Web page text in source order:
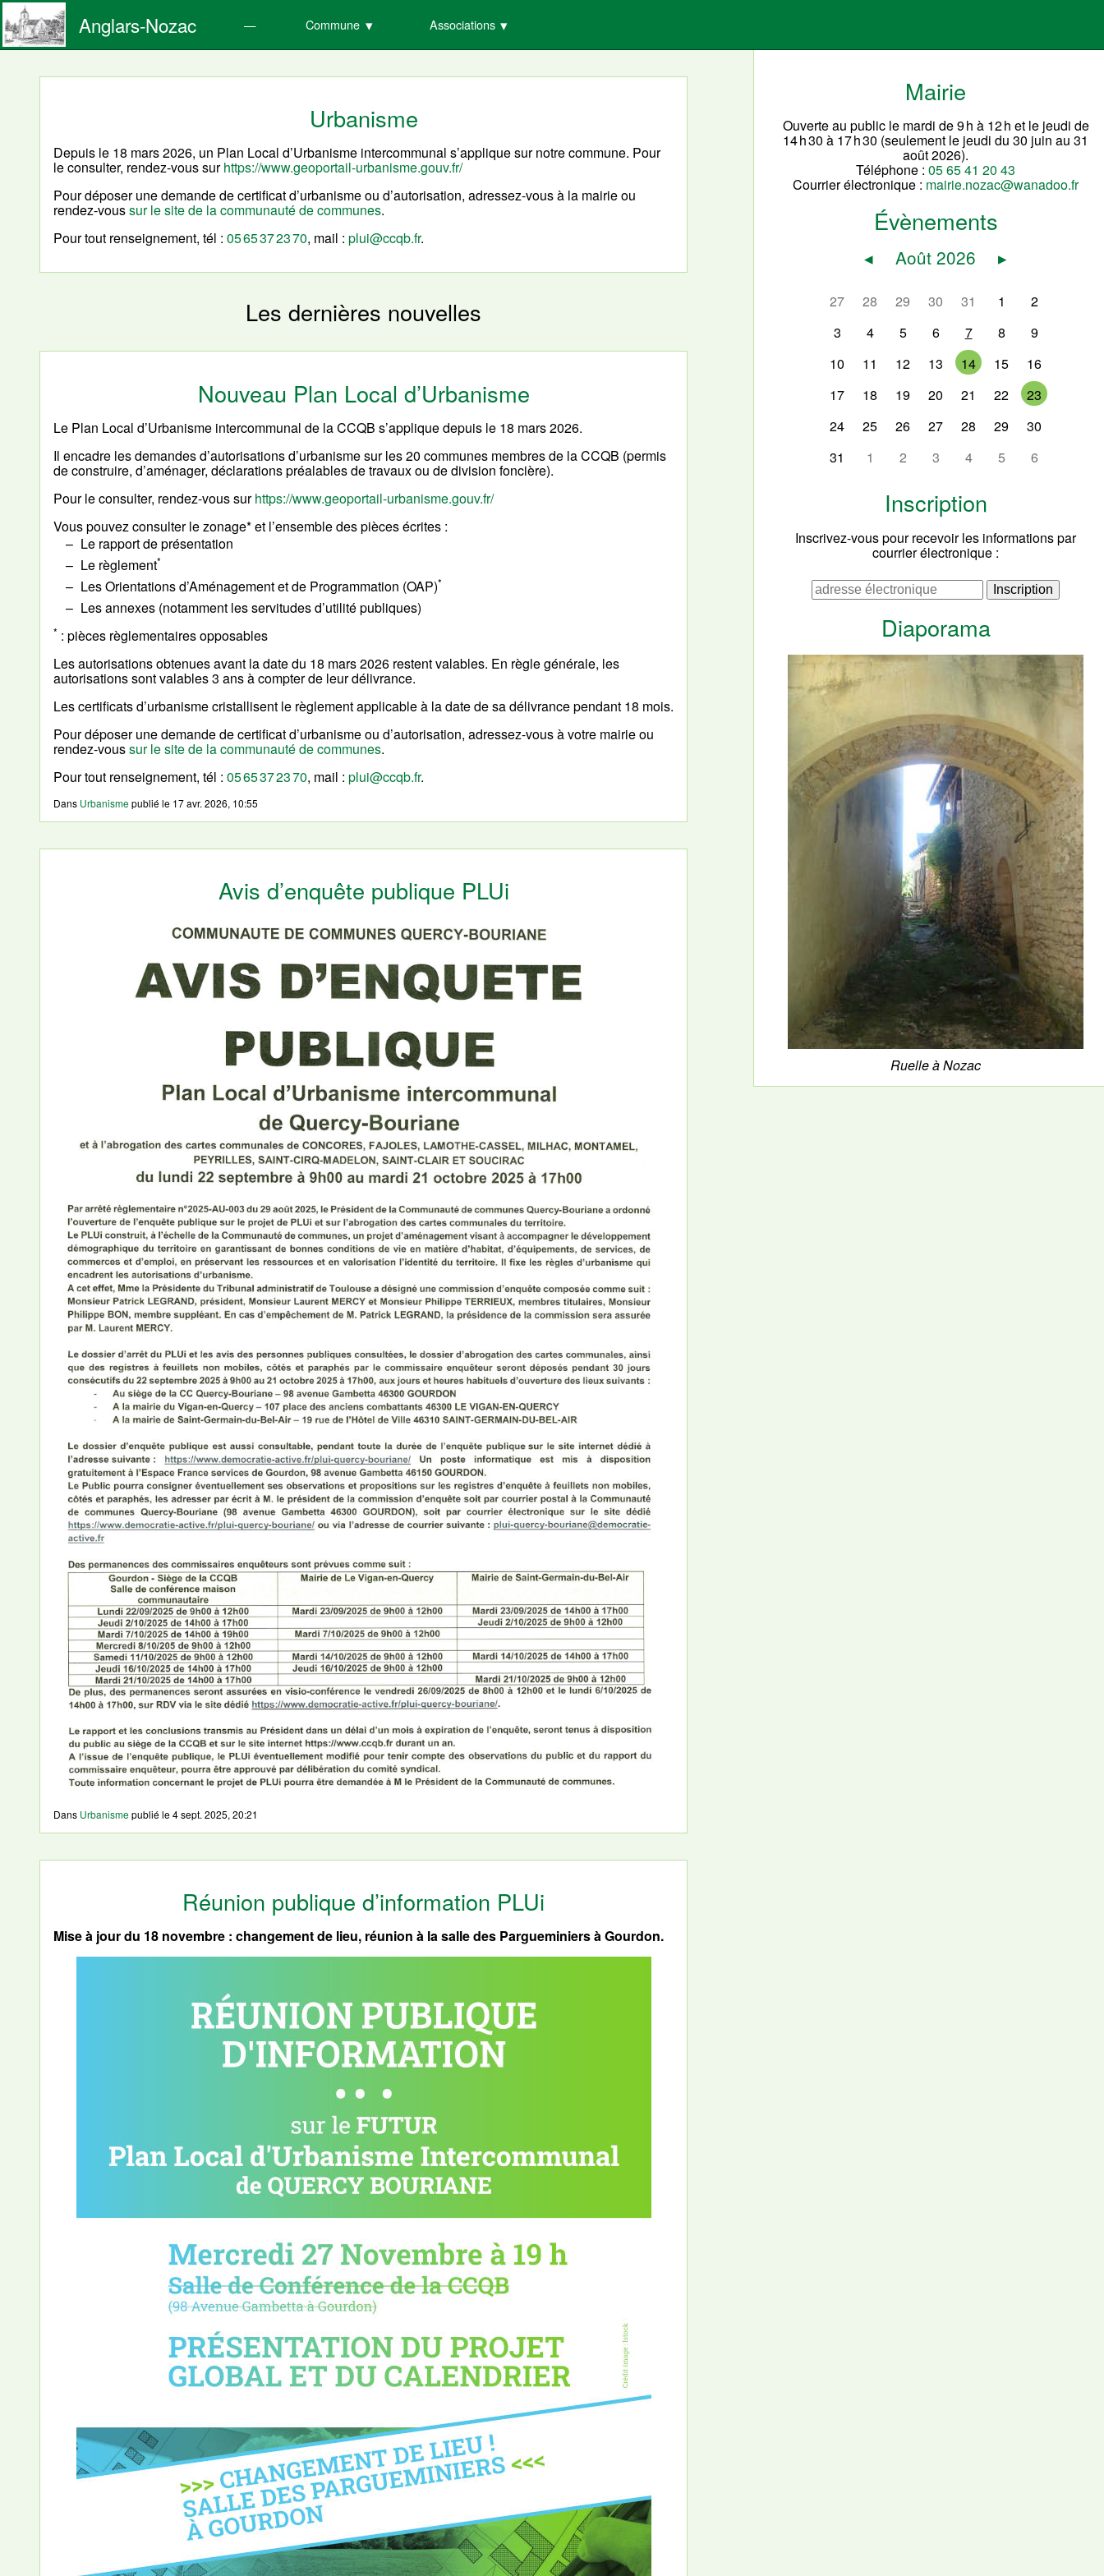
Anglars-Nozac Commune Associations
Urbanisme
Depuis le 18 mars 2026, un Plan Local d’Urbanisme intercommunal s’applique sur notre commune. Pour
le consulter, rendez-vous surhttps://www.geoportail-urbanisme.gouv.fr/
Pour déposer une demande de certificat d’urbanisme ou d’autorisation, adressez-vous à la mairie ou
rendez-voussur le site de la communauté de communes.
Pour tout renseignement, tél : 05 65 37 23 70, mail : plui@ccqb.fr.
Les dernières nouvelles
Nouveau Plan Local d’Urbanisme
Le Plan Local d’Urbanisme intercommunal de la CCQB s’applique depuis le 18 mars 2026.
Il encadre les demandes d’autorisations d’urbanisme sur les 20 communes membres de la CCQB (permis
de construire, d’aménager, déclarations préalables de travaux ou de division foncière).
Pour le consulter, rendez-vous surhttps://www.geoportail-urbanisme.gouv.fr/
Vous pouvez consulter le zonage* et l’ensemble des pièces écrites :
Le rapport de présentation
Le règlement*
Les Orientations d’Aménagement et de Programmation (OAP)*
Les annexes (notamment les servitudes d’utilité publiques)
* : pièces règlementaires opposables
Les autorisations obtenues avant la date du 18 mars 2026 restent valables. En règle générale, les
autorisations sont valables 3 ans à compter de leur délivrance.
Les certificats d’urbanisme cristallisent le règlement applicable à la date de sa délivrance pendant 18 mois.
Pour déposer une demande de certificat d’urbanisme ou d’autorisation, adressez-vous à votre mairie ou
rendez-voussur le site de la communauté de communes.
Pour tout renseignement, tél : 05 65 37 23 70, mail : plui@ccqb.fr.
Dans Urbanismepublié le 17 avr. 2026, 10:55
Avis d’enquête publique PLUi
Dans Urbanismepublié le4 sept. 2025, 20:21
Réunion publique d’information PLUi
Mise à jour du 18 novembre : changement de lieu, réunion à la salle des Pargueminiers à Gourdon.
Mairie
Ouverte au public le mardi de 9 h à 12 h et le jeudi de
14 h 30 à 17 h 30 (seulement le jeudi du 30 juin au 31
août 2026).
Téléphone :05 65 41 20 43
Courrier électronique : mairie.nozac@wanadoo.fr
Évènements
◂ Août 2026 ▸
27 28 29 30 31 1
2
3
4 5 6 7 8
9
10
11 12 13 14 15
16
17
18 19 20 21 22
23
24
25 26 27 28 29
30
31
1 2 3 4 5 6
Inscription
Inscrivez-vous pour recevoir les informations par
courrier électronique :
Diaporama
Ruelle à Nozac